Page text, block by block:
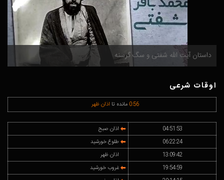
داستان آیت الله شفتی و سگ گرسنه
اوقات شرعی
0:56 مانده تا اذان ظهر
04:51:53
اذان صبح
06:22:24
طلوع خورشید
13:09:42
اذان ظهر
19:54:59
غروب خورشید